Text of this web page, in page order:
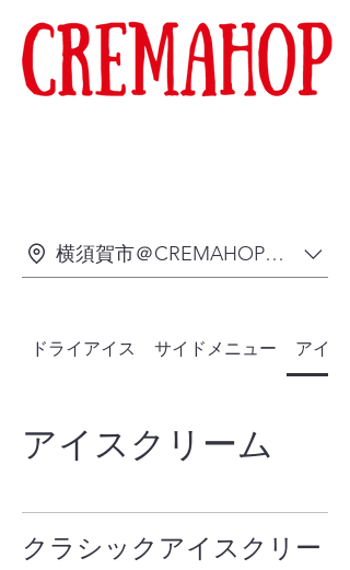
横須賀市＠CREMAHOPコースカ
ドライアイス サイドメニュー アイス
アイスクリーム
クラシックアイスクリー